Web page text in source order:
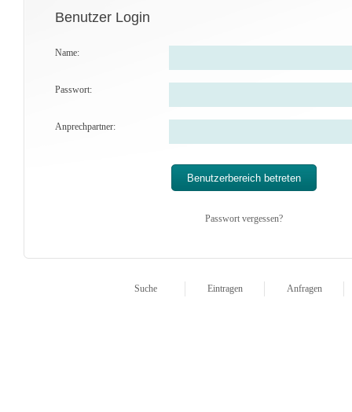
Benutzer Login
Name:
Passwort:
Anprechpartner:
Passwort vergessen?
Suche Eintragen Anfragen